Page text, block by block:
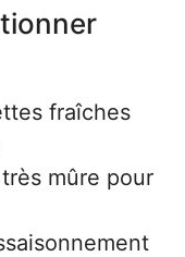
fraîches
mûre pour